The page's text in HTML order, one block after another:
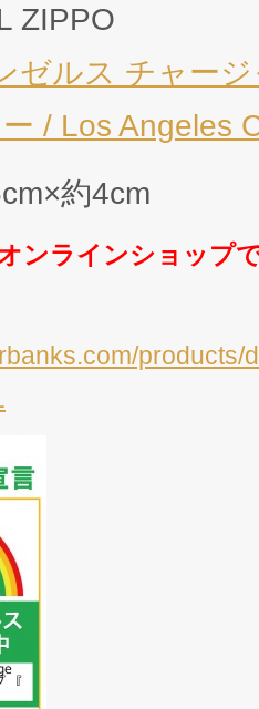
ZIPPO
ゼルス チャー
/ Los Angeles
約4cm
ンラインショップ
products/